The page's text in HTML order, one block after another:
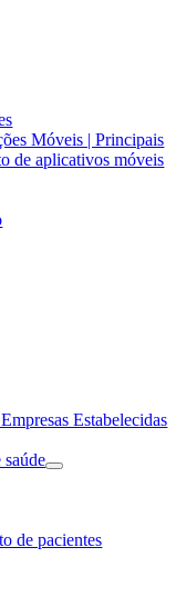
Móveis | Principais
de aplicativos móveis
Estabelecidas
de pacientes